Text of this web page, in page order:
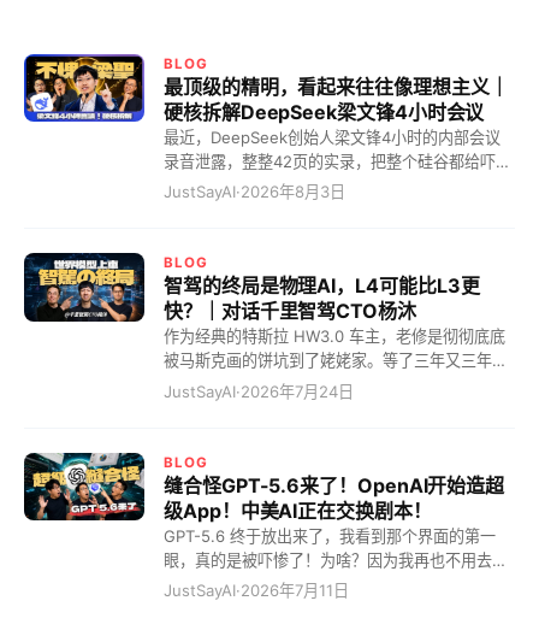
BLOG
最顶级的精明，看起来往往像理想主义｜
硬核拆解DeepSeek梁文锋4小时会议
最近，DeepSeek创始人梁文锋4小时的内部会议
录音泄露，整整42页的实录，把整个硅谷都给吓惨
了。 全网都在疯狂造神，一口一个“梁圣”叫着，说
个月回本的恐怖算计，AI界的农夫山泉 看硅谷那帮
搞大模型的，有几个敢承认自己能赚钱的？梁圣仿
佛在说：奥兄，我不是针对你，我是说在座的所有
人都是垃圾！ 全网都在惊呼梁文锋是“赛博圣人”，
其实他是一个极其冷酷的“量化精算师”。 很多人不
甚至四倍时，依然疯狂All in买卡？ 因为这笔账的
期中，这意味着剩下的50个月，设备都在无成本、
高效率地自我“印钞”。 而他最狠的一招，是克制住
暴利欲望，将API价格锁死在成本的6倍。你以为6
倍很高？不，这恰恰是极致的“降价防守”——它把
利润压到让任何试图买卡、自己本地部署的第三方
“完全无利可图”。这种算得极清的成本定价，直接
JustSayAI·2026年8月3日
BLOG
智驾的终局是物理AI，L4可能比L3更
快？｜对话千里智驾CTO杨沐
作为经典的特斯拉 HW3.0 车主，老修是彻彻底底
被马斯克画的饼坑到了姥姥家。等了三年又三年，
结果他轻飘飘地告诉老修硬件落后，直接不支持
上天天吹嘘的端到端、物理AI，很可能根本就没触
及终局！而大家眼巴巴盼着的完美 L3 自动驾驶，
可能永远只是个画出来的大饼，反倒是看起来更遥
远的 L4，会以你根本想象不到的速度直接降临，把
那些还在吹嘘 L3 的车企一波流带走！吓惨了吗？
你是不是觉得我在扯淡？来，今天我给你彻底扒一
扒这智驾！ 其实智驾不需要高级智能，但需要...
JustSayAI·2026年7月24日
BLOG
缝合怪GPT-5.6来了！OpenAI开始造超
级App！中美AI正在交换剧本！
GPT-5.6 终于放出来了，我看到那个界面的第一
眼，真的是被吓惨了！为啥？因为我再也不用去求
Claude Fable 5 这个老油条了！ 我最近用 Fable
JustSayAI·2026年7月11日